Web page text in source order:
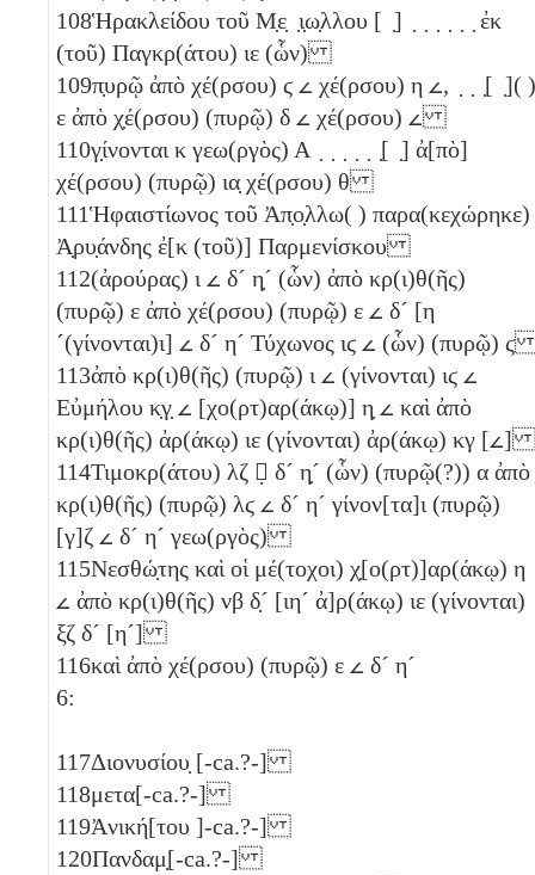
108Ἡρακλείδου τοῦ Μ̣ε̣ ̣ι̣ω̣λλου [ ̣] ̣ ̣ ̣ ̣ ̣ ̣ ἐκ
(τοῦ) Παγκρ(άτου) ιε (ὧν)
109π̣υρῷ ἀπὸ χέ(ρσου) ϛ 𐅵 χέ(ρσου) η 𐅵, ̣ ̣ ̣[ ̣]( )
ε ἀπὸ χ̣έ(ρσου) (πυρῷ) δ 𐅵 χέ(ρσου) 𐅵
110γ̣ίνονται κ γεω(ργὸς) Α ̣ ̣ ̣ ̣ ̣ ̣[ ̣] ἀ[πὸ]
χέ(ρσου) (πυρῷ) ια̣ χέ(ρσου) θ
111Ἡφαιστίωνος τοῦ Ἀπ̣ο̣λλω( ) παρα(κεχώρηκε)
Ἀ̣ρυ̣άνδης ἐ[κ (τοῦ)] Παρμενίσκου
112(ἀρούρας) ι 𐅵 δ´ η̣´ (ὧν) ἀπὸ κρ(ι)θ(ῆς)
(πυρῷ) ε ἀπὸ χέ(ρσου) (πυρῷ) ε 𐅵 δ´ [η
´(γίνονται)ι] 𐅵 δ´ η´ Τύχωνος ιϛ 𐅵 (ὧν) (πυρῷ) ϛ
113ἀπὸ κρ(ι)θ(ῆς) (πυρῷ) ι 𐅵 (γίνονται) ιϛ 𐅵
Εὐμήλου κ̣γ̣ 𐅵 [χο(ρτ)αρ(άκῳ)] η̣ 𐅵 καὶ ἀπὸ
κρ(ι)θ(ῆς) ἀρ(άκῳ) ιε (γίνονται) ἀρ(άκῳ) κγ [𐅵]
114Τιμοκρ(άτου) λζ 𐅵̣ δ´ η̣´ (ὧν) (πυρῷ(?)) α ἀπὸ
κρ(ι)θ(ῆς) (πυρῷ) λϛ 𐅵 δ´ η´ γίνον[τα]ι (πυρῷ)
[γ]ζ 𐅵 δ´ η´ γεω(ργὸς)
115Νεσθώ̣της καὶ οἱ μέ(τοχοι) χ̣[ο(ρτ)]αρ(άκῳ) η
𐅵 ἀπὸ κρ(ι)θ(ῆς) νβ δ̣´ [ιη´ ἀ]ρ(άκῳ) ιε (γίνονται)
ξζ δ´ [η´]
116καὶ ἀπὸ χέ(ρσου) (πυρῷ) ε 𐅵 δ´ η´
6:
117Διονυσίου̣ [-ca.?-]
118μετα[-ca.?-]
119Ἀνική[του ]-ca.?-]
120Πανδαμ̣[-ca.?-]